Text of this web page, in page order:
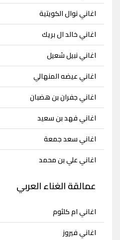
اغاني نوال الكويتية
اغاني خالد ال بريك
اغاني نبيل شعيل
اغاني عيضه المنهالي
اغاني جفران بن هضبان
اغاني فهد بن سعيد
اغاني سعد جمعة
اغاني علي بن محمد
عمالقة الغناء العربي
اغاني ام كلثوم
اغاني فيروز